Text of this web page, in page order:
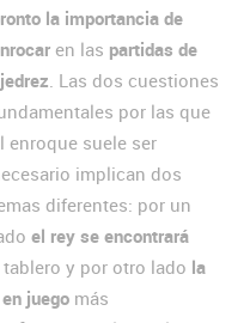
la importancia de
en las partidas de
. Las dos cuestiones
por las que
enroque suele ser
implican dos
diferentes: por un
el rey se encontrará
y por otro lado la
juego más